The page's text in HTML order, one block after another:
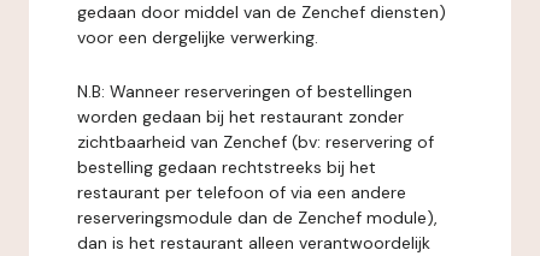
gedaan door middel van de Zenchef diensten)
voor een dergelijke verwerking.
N.B: Wanneer reserveringen of bestellingen
worden gedaan bij het restaurant zonder
zichtbaarheid van Zenchef (bv: reservering of
bestelling gedaan rechtstreeks bij het
restaurant per telefoon of via een andere
reserveringsmodule dan de Zenchef module),
dan is het restaurant alleen verantwoordelijk